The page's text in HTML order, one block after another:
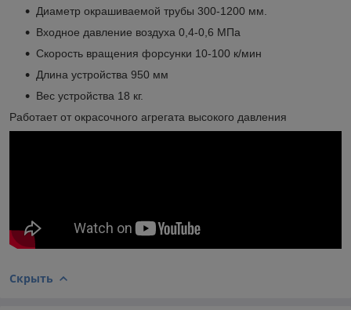
Диаметр окрашиваемой трубы 300-1200 мм.
Входное давление воздуха 0,4-0,6 МПа
Скорость вращения форсунки 10-100 к/мин
Длина устройства 950 мм
Вес устройства 18 кг.
Работает от окрасочного агрегата высокого давления
Скрыть